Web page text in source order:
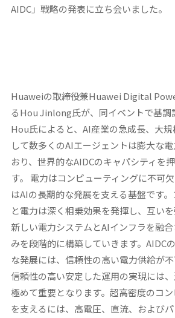
AIDC」戦略の発表に立ち会いました。
Huaweiの取締役兼Huawei Digital
るHou Jinlong氏が、同イベントで基調
Hou氏によると、AI産業の急成長、大
して数多くのAIエージェントは膨大な
おり、世界的なAIDCのキャパシティを
す。
電力はコンピューティングに不可
はAIの長期的な発展を支える基盤です。
と電力は深く相乗効果を発揮し、互いを
新しい電力システムとAIインフラを融
みを段階的に構築していきます。AIDC
な発展には、信頼性の高い電力供給が
信頼性の高い安定した運用の実現には
極めて重要となります。超高密度のコ
を支えるには、高電圧、直流、および